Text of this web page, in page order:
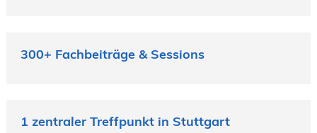
300+ Fachbeiträge & Sessions
1 zentraler Treffpunkt in Stuttgart